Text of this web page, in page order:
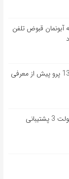
آبونمان قبوض تلفن
افشای مشخصات کامل شیائومی 13 و 13 پرو پیش از معرفی
آیفون 15 پرو احتمالاً از USB-C با تاندربولت 3 پشتیبانی